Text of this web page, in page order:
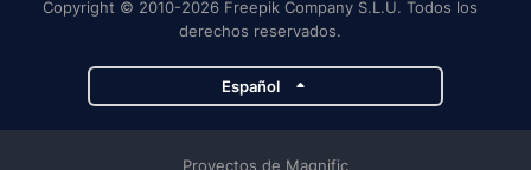
Copyright © 2010-2026 Freepik Company S.L.U. Todos los
derechos reservados.
Español
Proyectos de Magnific